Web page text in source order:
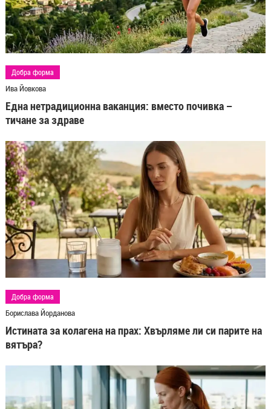
Добра форма
Ива Йовкова
Една нетрадиционна ваканция: вместо почивка –
тичане за здраве
Добра форма
Борислава Йорданова
Истината за колагена на прах: Хвърляме ли си парите на
вятъра?